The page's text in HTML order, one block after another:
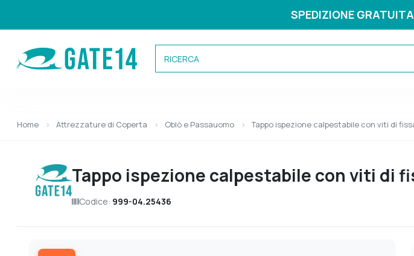
SPEDIZIONE
Categorie
Home Attrezzature di Coperta Oblò e Passauomo Tappo ispezione calpestabile con viti di
Tappo ispezione calpestabile con viti di
Codice: 999-04.25436